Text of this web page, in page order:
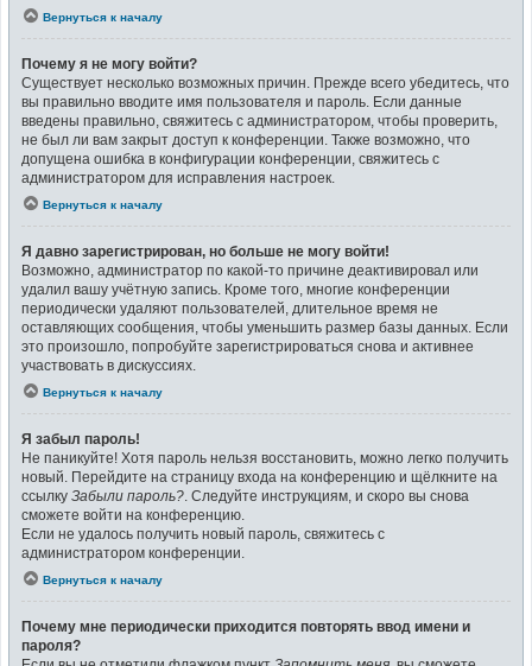
Вернуться к началу
Почему я не могу войти?
Существует несколько возможных причин. Прежде всего убедитесь, что
вы правильно вводите имя пользователя и пароль. Если данные
введены правильно, свяжитесь с администратором, чтобы проверить,
не был ли вам закрыт доступ к конференции. Также возможно, что
допущена ошибка в конфигурации конференции, свяжитесь с
администратором для исправления настроек.
Вернуться к началу
Я давно зарегистрирован, но больше не могу войти!
Возможно, администратор по какой-то причине деактивировал или
удалил вашу учётную запись. Кроме того, многие конференции
периодически удаляют пользователей, длительное время не
оставляющих сообщения, чтобы уменьшить размер базы данных. Если
это произошло, попробуйте зарегистрироваться снова и активнее
участвовать в дискуссиях.
Вернуться к началу
Я забыл пароль!
Не паникуйте! Хотя пароль нельзя восстановить, можно легко получить
новый. Перейдите на страницу входа на конференцию и щёлкните на
ссылку Забыли пароль? . Следуйте инструкциям, и скоро вы снова
сможете войти на конференцию.
Если не удалось получить новый пароль, свяжитесь с
администратором конференции.
Вернуться к началу
Почему мне периодически приходится повторять ввод имени и
пароля?